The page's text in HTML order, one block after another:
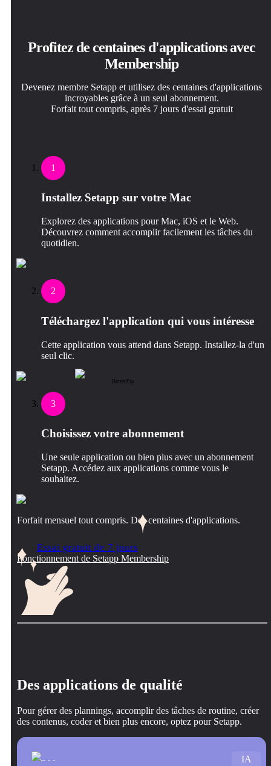
Profitez de centaines d'applications avec
Membership
Devenez membre Setapp et utilisez des centaines d'applications
incroyables grâce à un seul abonnement.
Forfait tout compris, après 7 jours d'essai gratuit
1
Installez Setapp sur votre Mac
Explorez des applications pour Mac, iOS et le Web.
Découvrez comment accomplir facilement les tâches du
quotidien.
2
Téléchargez l'application qui vous intéresse
Cette application vous attend dans Setapp. Installez-la d'un
seul clic.
BetterZip
3
Choisissez votre abonnement
Une seule application ou bien plus avec un abonnement
Setapp. Accédez aux applications comme vous le
souhaitez.
Forfait mensuel tout compris. Des centaines d'applications.
Essai gratuit de 7 jours
Fonctionnement de Setapp Membership
Des applications de qualité
Pour gérer des plannings, accomplir des tâches de routine, créer
des contenus, coder et bien plus encore, optez pour Setapp.
IA